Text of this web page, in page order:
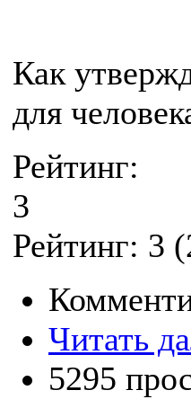
Как
для
Рейтинг:
3
Рейтинг: 3 (
Читать
5295